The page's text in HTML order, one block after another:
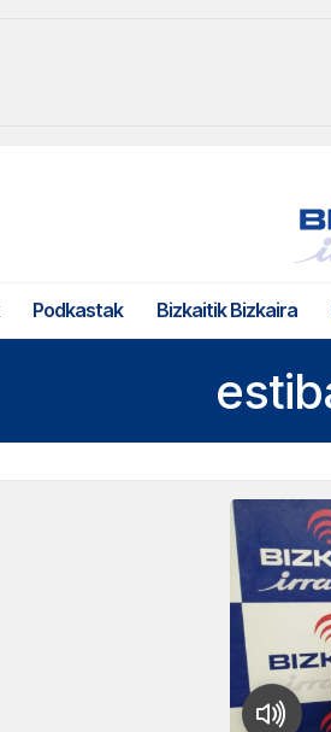
Podkastak Bizkaitik Bizkaira